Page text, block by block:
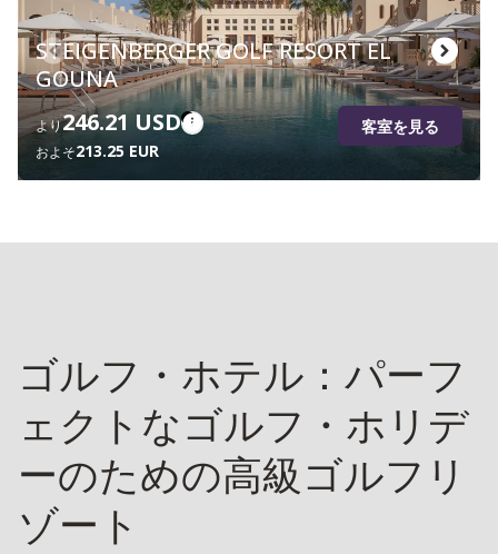
STEIGENBERGER GOLF RESORT EL
GOUNA
より246.21 USD
およそ213.25 EUR
客室を見る
ゴルフ・ホテル：パーフ
ェクトなゴルフ・ホリデ
ーのための高級ゴルフリ
ゾート